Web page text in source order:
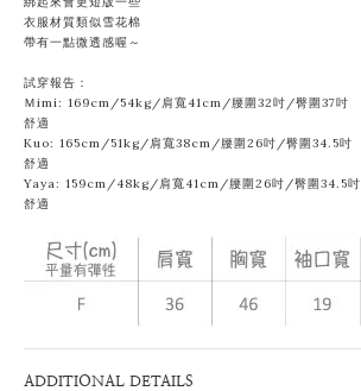
衣服材質類似雪花棉
帶有一點微透感喔～
試穿報告：
Ｍimi: 169cm/54kg/肩寬41cm/腰圍32吋/臀圍37吋
舒適
Kuo: 165cm/51kg/肩寬38cm/腰圍26吋/臀圍34.5吋
舒適
Yaya: 159cm/48kg/肩寬41cm/腰圍26吋/臀圍34.5吋
舒適
ADDITIONAL DETAILS